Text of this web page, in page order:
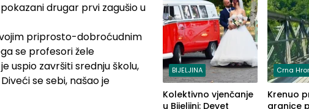
drugar prvi zagušio u
priprosto-dobroćudnim
se profesori žele
uspio završiti srednju školu,
se sebi, našao je
BIJELJINA
Kolektivno vjenčanje
u Bijeljini: Devet
Crna
Krenuo
granice